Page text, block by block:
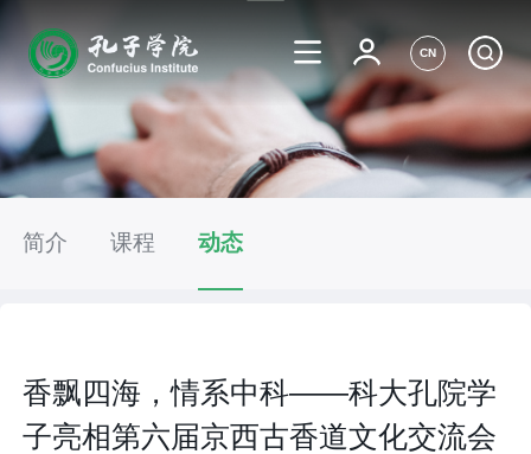
CN
简介 课程 动态
香飘四海，情系中科——科大孔院学
子亮相第六届京西古香道文化交流会